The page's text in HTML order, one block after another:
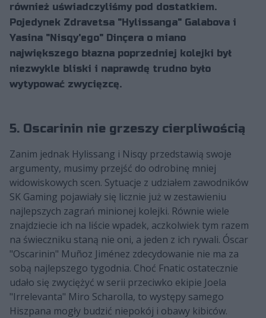
również uświadczyliśmy pod dostatkiem.
Pojedynek Zdravetsa "Hylissanga" Galabova i
Yasina "Nisqy'ego" Dinçera o miano
największego błazna poprzedniej kolejki był
niezwykle bliski i naprawdę trudno było
wytypować zwycięzcę.
5. Oscarinin nie grzeszy cierpliwością
Zanim jednak Hylissang i Nisqy przedstawią swoje
argumenty, musimy przejść do odrobinę mniej
widowiskowych scen. Sytuacje z udziałem zawodników
SK Gaming pojawiały się licznie już w zestawieniu
najlepszych zagrań minionej kolejki. Równie wiele
znajdziecie ich na liście wpadek, aczkolwiek tym razem
na świeczniku staną nie oni, a jeden z ich rywali. Óscar
"Oscarinin" Muñoz Jiménez zdecydowanie nie ma za
sobą najlepszego tygodnia. Choć Fnatic ostatecznie
udało się zwyciężyć w serii przeciwko ekipie Joela
"Irrelevanta" Miro Scharolla, to występy samego
Hiszpana mogły budzić niepokój i obawy kibiców.